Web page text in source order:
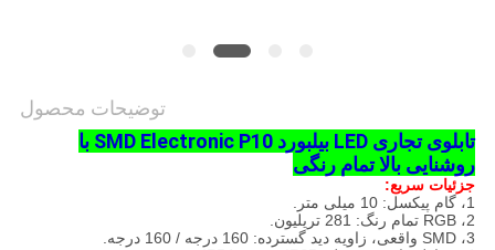
توضیحات محصول
تابلوی تجاری LED بیلبورد SMD Electronic P10 با
روشنایی بالا تمام رنگی
جزئیات سریع:
1، گام پیکسل: 10 میلی متر.
2، RGB تمام رنگ: 281 تریلیون.
3، SMD واقعی، زاویه دید گسترده: 160 درجه / 160 درجه.